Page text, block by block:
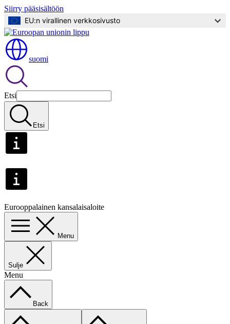
Siirry pääsisältöön
EU:n virallinen verkkosivusto
suomi
Etsi
Etsi
Eurooppalainen kansalaisaloite
Menu
Sulje
Menu
Back